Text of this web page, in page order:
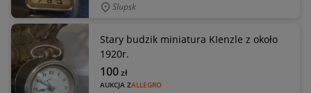
Slupsk
Stary budzik miniatura KIenzle z około
1920r.
AUKCJA ZALLEGRO
100zł